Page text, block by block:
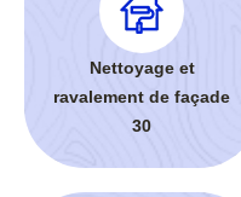
Nettoyage et
ravalement de façade
30